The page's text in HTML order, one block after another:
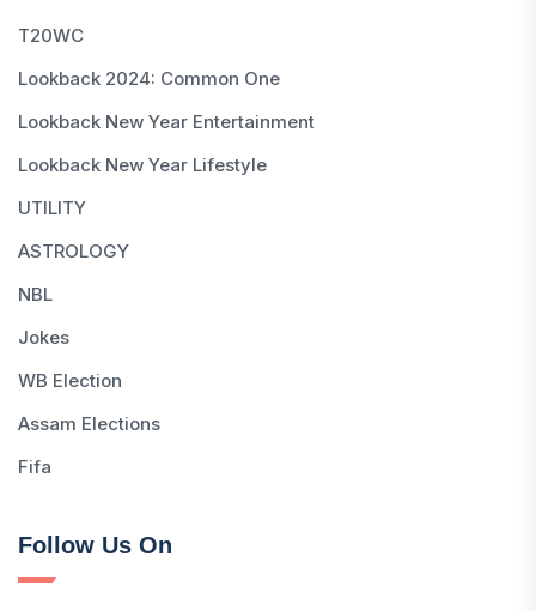
T20WC
Lookback 2024: Common One
Lookback New Year Entertainment
Lookback New Year Lifestyle
UTILITY
ASTROLOGY
NBL
Jokes
WB Election
Assam Elections
Fifa
Follow Us On